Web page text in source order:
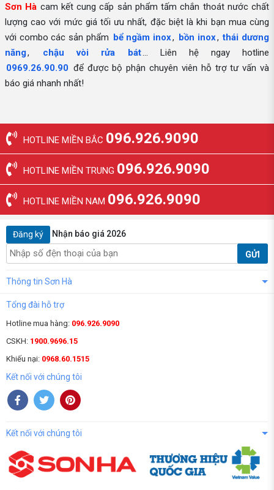
Sơn Hà cam kết cung cấp sản phẩm tấm chắn thoát nước chất
lượng cao với mức giá tối ưu nhất, đặc biệt là khi bạn mua cùng
với combo các sản phẩm bể ngầm inox, bồn inox, thái dương
năng, chậu vòi rửa bát
… Liên hệ ngay hotline
0969.26.90.90 để được bộ phận chuyên viên hỗ trợ tư vấn và
báo giá nhanh nhất!
HOTLINE MIỀN BẮC 096.926.9090
HOTLINE MIỀN TRUNG 096.926.9090
HOTLINE MIỀN NAM 096.926.9090
Đăng ký Nhận báo giá 2026
GỬI
Thông tin Sơn Hà
Tổng đài hỗ trợ
Hotline mua hàng: 096.926.9090
CSKH: 1900.9696.15
Khiếu nại: 0968.60.1515
Kết nối với chúng tôi
Kết nối với chúng tôi